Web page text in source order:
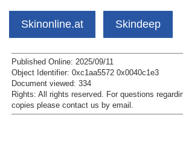
Skinonline.at Skindeep
Published Online: 2025/09/11
Object Identifier: 0xc1aa5572 0x0040c1e3
Document viewed: 334
Rights: All rights reserved. For questions
copies please contact us by email .